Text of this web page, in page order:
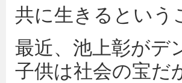
共に生きるという
最近、池上彰がデ
子供は社会の宝だ